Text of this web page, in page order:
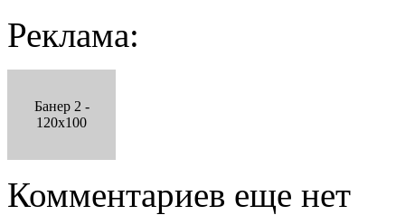
Реклама:
Банер 2 -
120x100
Комментариев еще нет